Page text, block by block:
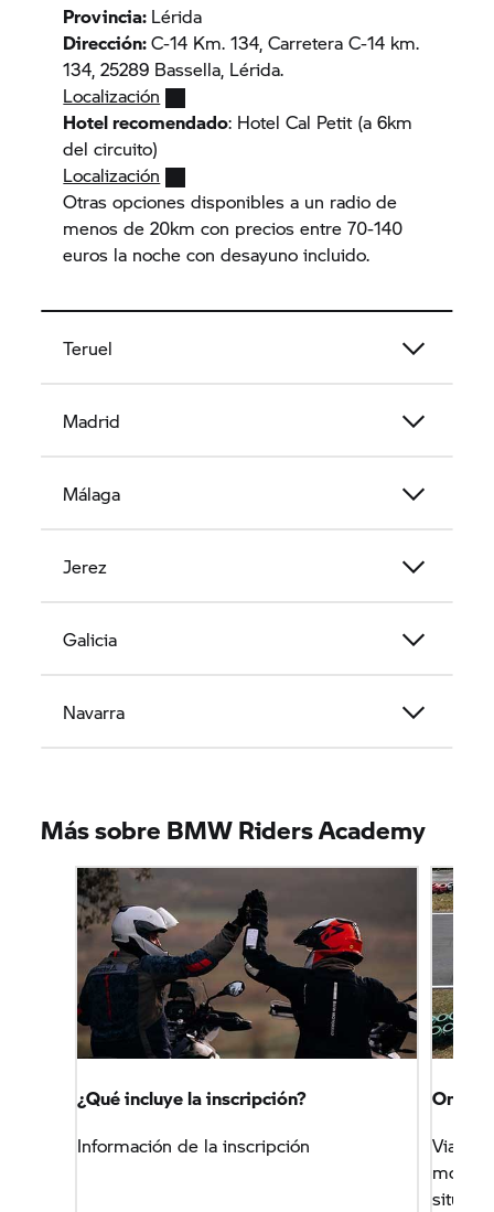
Provincia: Lérida
Dirección:C-14 Km. 134, Carretera C-14 km.
134, 25289 Bassella, Lérida.
Localización
Hotel recomendado: Hotel Cal Petit (a 6km
del circuito)
Localización
Otras opciones disponibles a un radio de
menos de 20km con precios entre 70-140
euros la noche con desayuno incluido.
Teruel
Madrid
Málaga
Jerez
Galicia
Navarra
Más sobre BMW Riders Academy
¿Qué incluye la inscripción?
Información de la inscripción
On
Viaja
moto y